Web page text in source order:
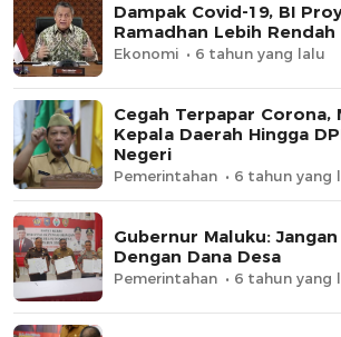
Dampak Covid-19, BI
Ramadhan Lebih Rendah
Ekonomi 6 tahun yang lalu
Cegah Terpapar Corona,
Kepala Daerah Hingga
Negeri
Pemerintahan 6 tahun yang
Gubernur Maluku:
Dengan Dana Desa
Pemerintahan 6 tahun yang